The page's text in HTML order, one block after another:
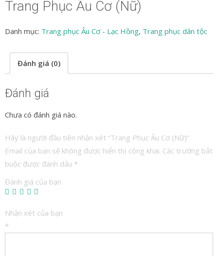
Trang Phục Âu Cơ (Nữ)
Danh mục: Trang phục Âu Cơ - Lạc Hồng, Trang phục dân tộc
Đánh giá (0)
Đánh giá
Chưa có đánh giá nào.
Hãy là người đầu tiên nhận xét “Trang Phục Âu Cơ (Nữ)”
Email của bạn sẽ không được hiển thị công khai. Các trường bắt
buộc được đánh dấu *
Đánh giá của bạn
Nhận xét của bạn
*